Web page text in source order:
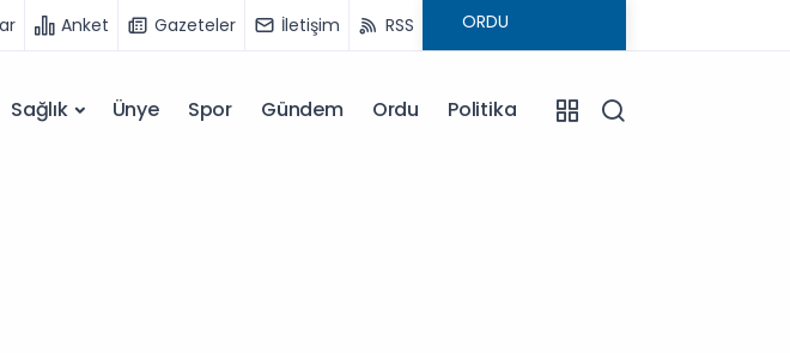
Anket Gazeteler İletişim RSS
Sağlık Ünye Spor Gündem Ordu Politika